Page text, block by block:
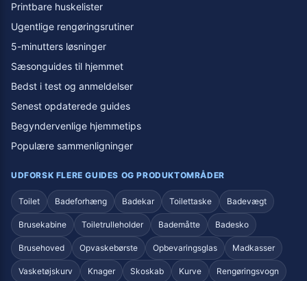
Printbare huskelister
Ugentlige rengøringsrutiner
5-minutters løsninger
Sæsonguides til hjemmet
Bedst i test og anmeldelser
Senest opdaterede guides
Begyndervenlige hjemmetips
Populære sammenligninger
UDFORSK FLERE GUIDES OG PRODUKTOMRÅDER
Toilet Badeforhæng Badekar Toilettaske Badevægt
Brusekabine Toiletrulleholder Bademåtte Badesko
Brusehoved Opvaskebørste Opbevaringsglas Madkasser
Vasketøjskurv Knager Skoskab Kurve Rengøringsvogn